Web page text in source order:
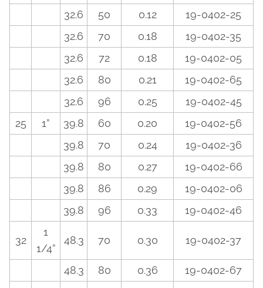
32.6
50 0.12
19-0402-25
32.6
70 0.18
19-0402-35
32.6
72 0.18
19-0402-05
32.6
80 0.21
19-0402-65
32.6
96 0.25
19-0402-45
25
1” 39.8 60 0.20
19-0402-56
39.8
70 0.24
19-0402-36
39.8
80 0.27
19-0402-66
39.8
86 0.29
19-0402-06
39.8
96 0.33 19-0402-46
32
1
1/4”
48.3 70 0.30 19-0402-37
48.3 80 0.36
19-0402-67